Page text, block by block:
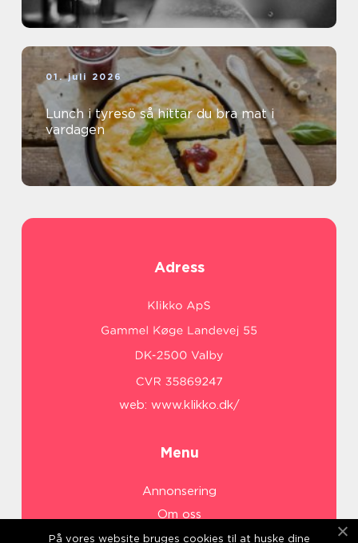
01. juli 2026
Lunch i tyresö så hittar du bra mat i
vardagen
Adress
web: www.klikko.dk/
Menu
Annonsering
Om oss
Cookies
På vores website bruges cookies til at huske dine